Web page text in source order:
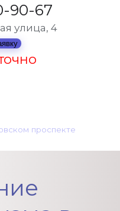
90-67
улица, 4
проспекте